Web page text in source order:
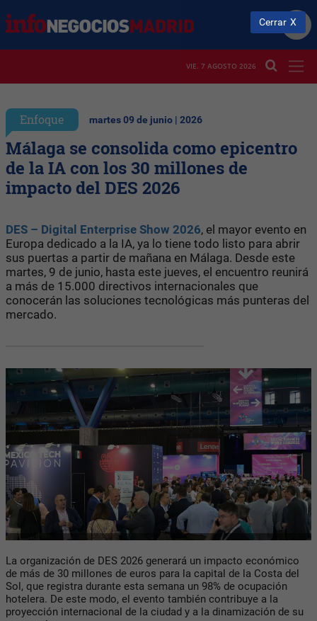
VIE. 7 AGOSTO 2026
Enfoque martes 09 de junio | 2026
Málaga se consolida como epicentro
de la IA con los 30 millones de
impacto del DES 2026
DES – Digital Enterprise Show 2026, el mayor evento en
Europa dedicado a la IA, ya lo tiene todo listo para abrir
sus puertas a partir de mañana en Málaga. Desde este
martes, 9 de junio, hasta este jueves, el encuentro reunirá
a más de 15.000 directivos internacionales que
conocerán las soluciones tecnológicas más punteras del
mercado.
La organización de DES 2026 generará un impacto económico
de más de 30 millones de euros para la capital de la Costa del
Sol, que registra durante esta semana un 98% de ocupación
hotelera. De este modo, el evento también contribuye a la
proyección internacional de la ciudad y a la dinamización de su
Cerrar